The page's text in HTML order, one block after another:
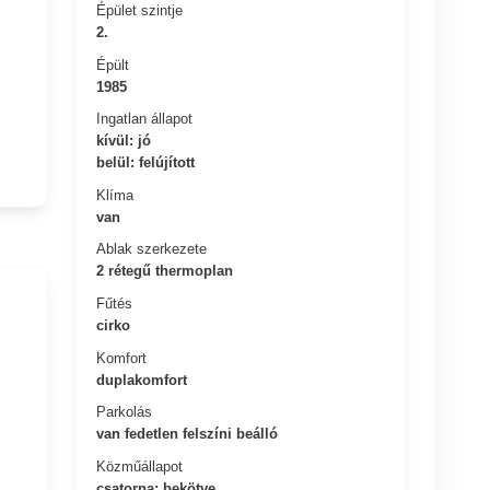
Épület szintje
2.
Épült
1985
Ingatlan állapot
kívül: jó
belül: felújított
Klíma
van
Ablak szerkezete
2 rétegű thermoplan
Fűtés
cirko
Komfort
duplakomfort
Parkolás
van fedetlen felszíni beálló
Közműállapot